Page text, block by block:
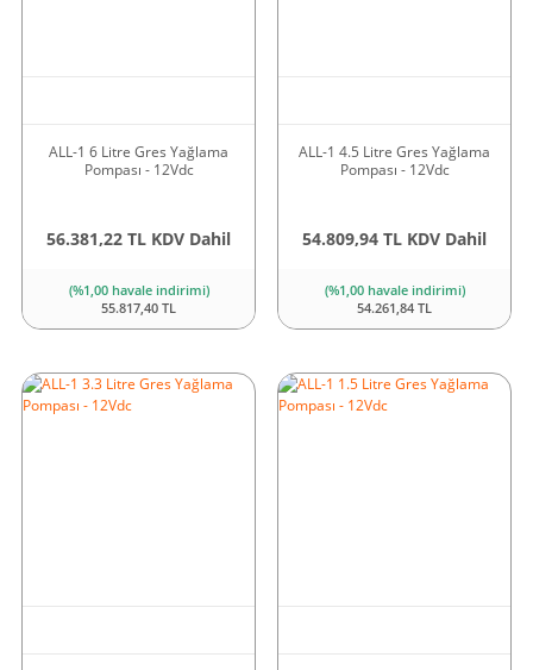
ALL-1 6 Litre Gres Yağlama
Pompası - 12Vdc
56.381,22 TL KDV Dahil
(%1,00 havale indirimi)
55.817,40 TL
ALL-1 4.5 Litre Gres Yağlama
Pompası - 12Vdc
54.809,94 TL KDV Dahil
(%1,00 havale indirimi)
54.261,84 TL